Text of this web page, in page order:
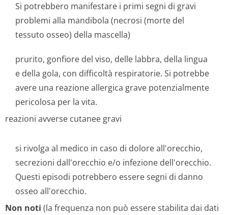
Si potrebbero manifestare i primi segni di gravi
problemi alla mandibola (necrosi (morte del
tessuto osseo) della mascella)
prurito, gonfiore del viso, delle labbra, della lingua
e della gola, con difficoltà respiratorie. Si potrebbe
avere una reazione allergica grave potenzialmente
pericolosa per la vita.
reazioni avverse cutanee gravi
si rivolga al medico in caso di dolore all'orecchio,
secrezioni dall'orecchio e/o infezione dell'orecchio.
Questi episodi potrebbero essere segni di danno
osseo all'orecchio.
Non noti (la frequenza non può essere stabilita dai dati